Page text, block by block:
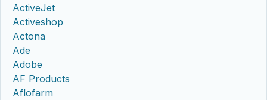
ActiveJet
Activeshop
Actona
Ade
Adobe
AF Products
Aflofarm